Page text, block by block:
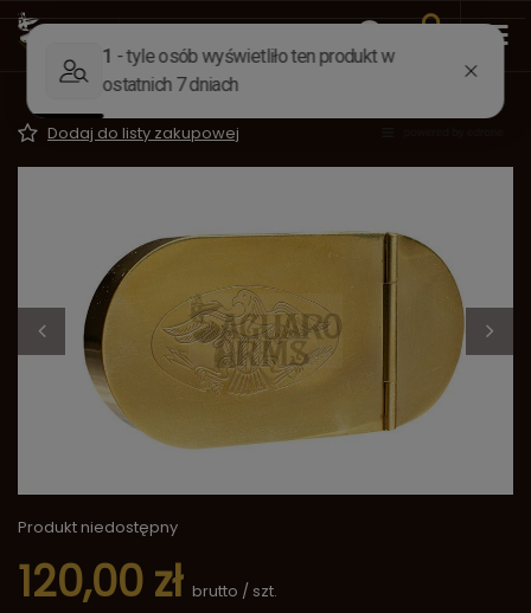
Strona główna Akcesoria Życie obozowe
Pudełko na tytoń orzeł
Dodaj do listy zakupowej
Produkt niedostępny
120,00 zł brutto / szt.